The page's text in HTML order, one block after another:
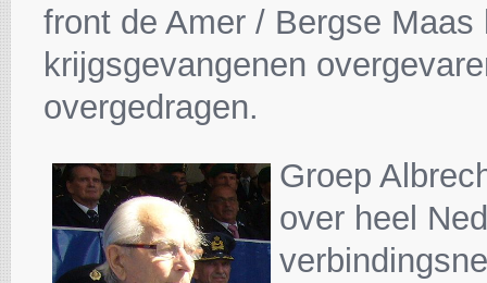
front de Amer / Bergse
krijgsgevangenen
overgedragen.
Groep
over heel